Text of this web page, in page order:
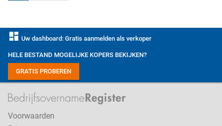
dashboard Uw dashboard: Gratis aanmelden als verkoper
HELE BESTAND MOGELIJKE KOPERS BEKIJKEN?
GRATIS PROBEREN
Voorwaarden